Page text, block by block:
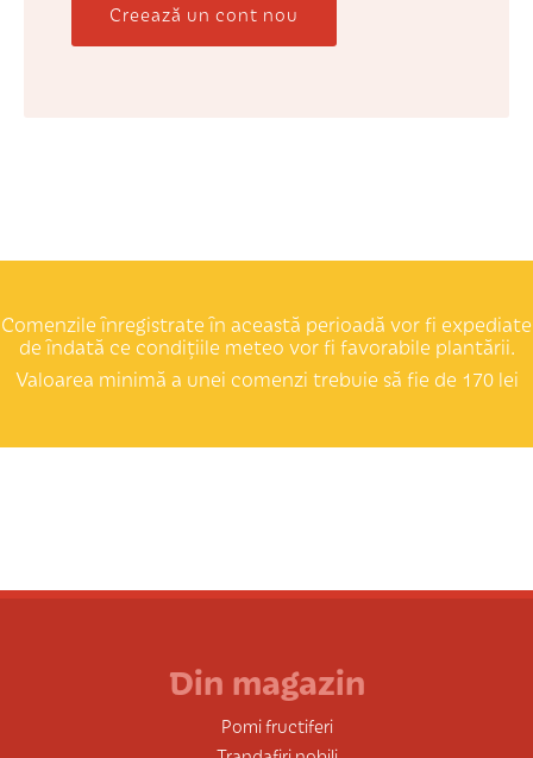
Creează un cont nou
Comenzile înregistrate în această perioadă vor fi expediate
de îndată ce condițiile meteo vor fi favorabile plantării.
Valoarea minimă a unei comenzi trebuie să fie de 170 lei
Din magazin
Pomi fructiferi